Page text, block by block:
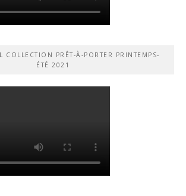
COLLECTION PRÊT-À-PORTER PRINTEMPS-
ÉTÉ 2021